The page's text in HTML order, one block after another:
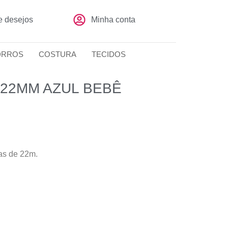
desejos Minha conta
COSTURA TECIDOS
AZUL BEBÊ
de 22m.